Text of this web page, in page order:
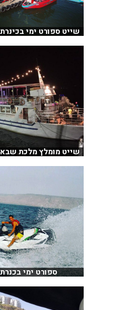
שייט ספורט ימי
שייט מומלץ מלכת
ספורט ימי בכנרת